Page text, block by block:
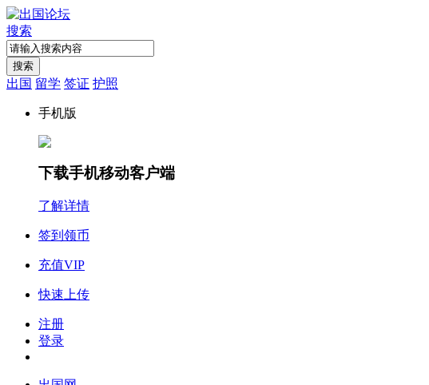
搜索
搜索
出国 留学 签证 护照
手机版
下载手机移动客户端
了解详情
签到领币
充值VIP
快速上传
注册
登录